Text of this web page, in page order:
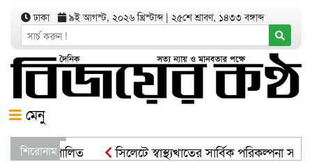
ঢাকা ৯ই আগস্ট, ২০২৬ খ্রিস্টাব্দ| ২৫শে শ্রাবণ, ১৪৩৩ বঙ্গাব্দ
মেনু
শিরোনাম
কর্মসূচী পালিত
সিলেটে স্বাস্থ্যখাতের সার্বিক পরিকল্পনা